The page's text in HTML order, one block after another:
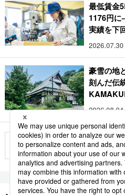
最低賃金
1176円
実績を下
2026.07.30
豪雪の地
刻んだ伝
2026.08.04
もっと見る